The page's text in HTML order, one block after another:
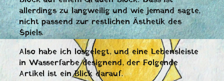
allerdings zu langweilig und wie jemand sagte,
nicht passend zur restlichen Ästhetik des
Spiels.
Also habe ich losgelegt, und eine Lebensleiste
in Wasserfarbe designend, der Folgende
Artikel ist ein Blick darauf.